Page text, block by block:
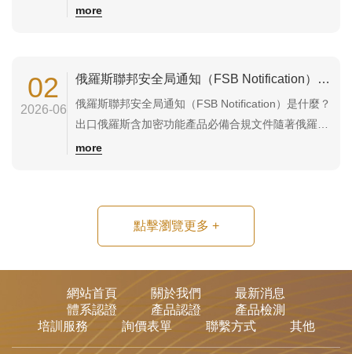
（EAEU）市場時，除了 EAC 認證外，部分涉及消防
市場合...
more
02
2026-06
俄羅斯聯邦安全局通知（FSB Notification）是什麼？出口俄羅斯含加密功能產品必備合規文件
俄羅斯聯邦安全局通知（FSB Notification）是什麼？
出口俄羅斯含加密功能產品必備合規文件隨著俄羅斯
對進口電子產品與資訊設備的管制日益嚴格，許多企
安全局通知）。若產品具備加密（Encryption）...
more
點擊瀏覽更多 +
網站首頁 關於我們
最新消息
體系認證
產品認證
產品檢測
培訓服務
詢價表單 聯繫方式 其他